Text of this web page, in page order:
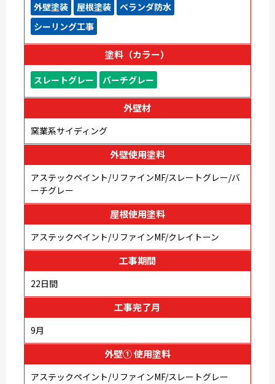
外壁塗装 屋根塗装
ベランダ防水
シーリング工事
塗料（カラー）
スレートグレー バーチグレー
外壁材
窯業系サイディング
外壁使用塗料
アステックペイント/リファインMF/スレートグレー/バ
ーチグレー
屋根使用塗料
アステックペイント/リファインMF/クレイトーン
工事期間
22日間
工事完了月
9月
外壁① 使用塗料
アステックペイント/リファインMF/スレートグレー